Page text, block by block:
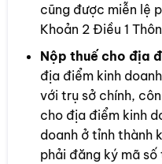
cũng được miễn lệ
Khoản 2 Điều 1
Nộp thuế cho địa
địa điểm kinh
với trụ sở chính,
cho địa điểm kinh
doanh ở tỉnh thành
phải đăng ký mã